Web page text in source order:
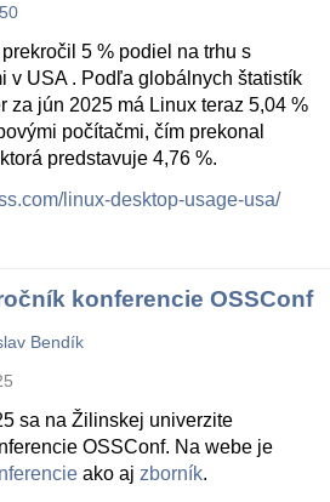
5 % podiel na trhu s
v USA . Podľa globálnych štatistík
za jún 2025 má Linux teraz 5,04 %
počítačmi, čím prekonal
predstavuje 4,76 %.
linux-desktop-usage-usa/
konferencie OSSConf
Bendík
sa na Žilinskej univerzite
OSSConf. Na webe je
ako aj zborník.